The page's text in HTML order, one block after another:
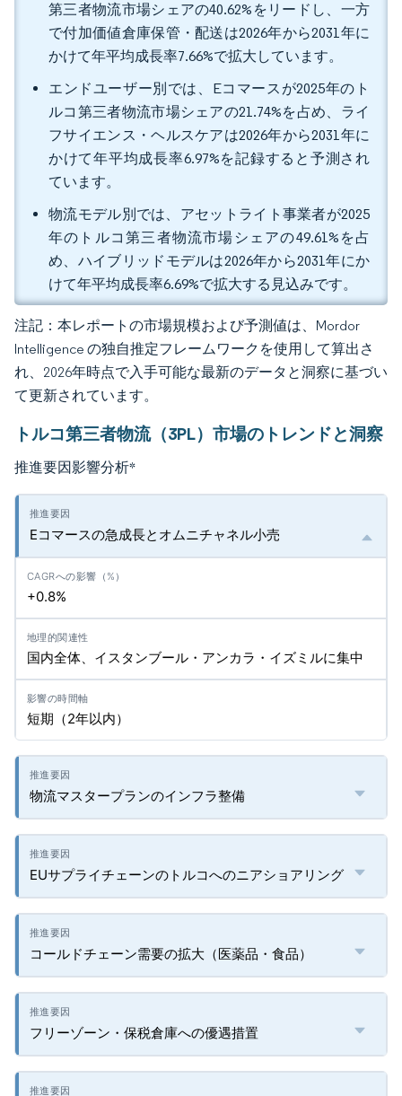
第三者物流市場シェアの40.62%をリードし、一方
で付加価値倉庫保管・配送は2026年から2031年に
かけて年平均成長率7.66%で拡大しています。
エンドユーザー別では、Eコマースが2025年のト
ルコ第三者物流市場シェアの21.74%を占め、ライ
フサイエンス・ヘルスケアは2026年から2031年に
かけて年平均成長率6.97%を記録すると予測され
ています。
物流モデル別では、アセットライト事業者が2025
年のトルコ第三者物流市場シェアの49.61%を占
め、ハイブリッドモデルは2026年から2031年にか
けて年平均成長率6.69%で拡大する見込みです。
注記：本レポートの市場規模および予測値は、Mordor
Intelligence の独自推定フレームワークを使用して算出さ
れ、2026年時点で入手可能な最新のデータと洞察に基づい
て更新されています。
トルコ第三者物流（3PL）市場のトレンドと洞察
推進要因影響分析*
Eコマースの急成長とオムニチャネル小売
+0.8%
国内全体、イスタンブール・アンカラ・イズミルに集中
短期（2年以内）
物流マスタープランのインフラ整備
EUサプライチェーンのトルコへのニアショアリング
コールドチェーン需要の拡大（医薬品・食品）
フリーゾーン・保税倉庫への優遇措置